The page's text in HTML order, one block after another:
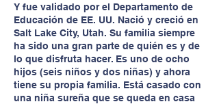
Y fue validado por el Departamento de
Educación de EE. UU. Nació y creció en
Salt Lake City, Utah. Su familia siempre
ha sido una gran parte de quién es y de
lo que disfruta hacer. Es uno de ocho
hijos (seis niños y dos niñas) y ahora
tiene su propia familia. Está casado con
una niña sureña que se queda en casa